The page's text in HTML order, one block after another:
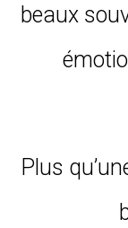
beaux
Plus